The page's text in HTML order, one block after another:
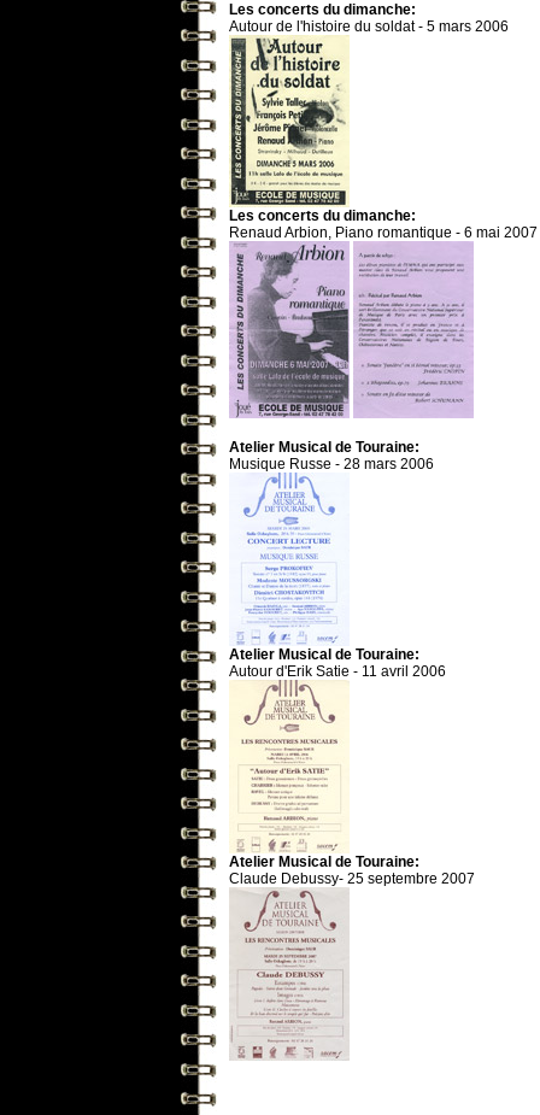
Les concerts du dimanche:
Autour de l'histoire du soldat - 5 mars 2006
Les concerts du dimanche:
Renaud Arbion, Piano romantique - 6 mai 2007
Atelier Musical de Touraine:
Musique Russe - 28 mars 2006
Atelier Musical de Touraine:
Autour d'Erik Satie - 11 avril 2006
Atelier Musical de Touraine:
Claude Debussy- 25 septembre 2007